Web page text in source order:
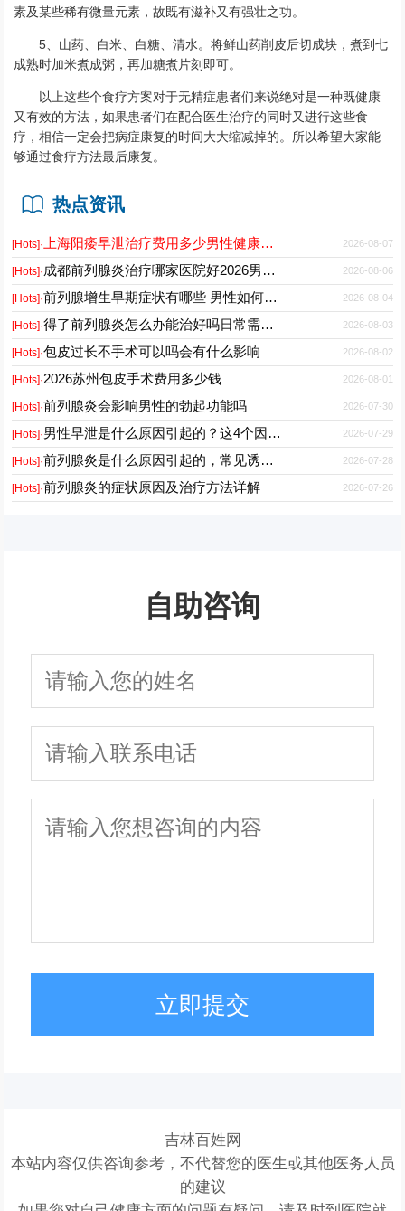
素及某些稀有微量元素，故既有滋补又有强壮之功。
5、山药、白米、白糖、清水。将鲜山药削皮后切成块，煮到七
成熟时加米煮成粥，再加糖煮片刻即可。
以上这些个食疗方案对于无精症患者们来说绝对是一种既健康
又有效的方法，如果患者们在配合医生治疗的同时又进行这些食
疗，相信一定会把病症康复的时间大大缩减掉的。所以希望大家能
够通过食疗方法最后康复。
热点资讯
[Hots]·上海阳痿早泄治疗费用多少男性健康专科医院2026 2026-08-07
[Hots]·成都前列腺炎治疗哪家医院好2026男性专科门诊推荐 2026-08-06
[Hots]·前列腺增生早期症状有哪些 男性如何科学预防与日常护理 2026-08-04
[Hots]·得了前列腺炎怎么办能治好吗日常需要注意什么 2026-08-03
[Hots]·包皮过长不手术可以吗会有什么影响 2026-08-02
[Hots]·2026苏州包皮手术费用多少钱 2026-08-01
[Hots]·前列腺炎会影响男性的勃起功能吗 2026-07-30
[Hots]·男性早泄是什么原因引起的？这4个因素最常见 2026-07-29
[Hots]·前列腺炎是什么原因引起的，常见诱因有哪些 2026-07-28
[Hots]·前列腺炎的症状原因及治疗方法详解 2026-07-26
自助咨询
立即提交
吉林百姓网
本站内容仅供咨询参考，不代替您的医生或其他医务人员
的建议